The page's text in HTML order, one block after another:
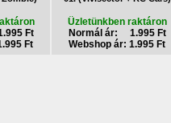
Ft
Ft
Üzletünkben raktáron
Normál ár: 1.995 Ft
Webshop ár: 1.995 Ft